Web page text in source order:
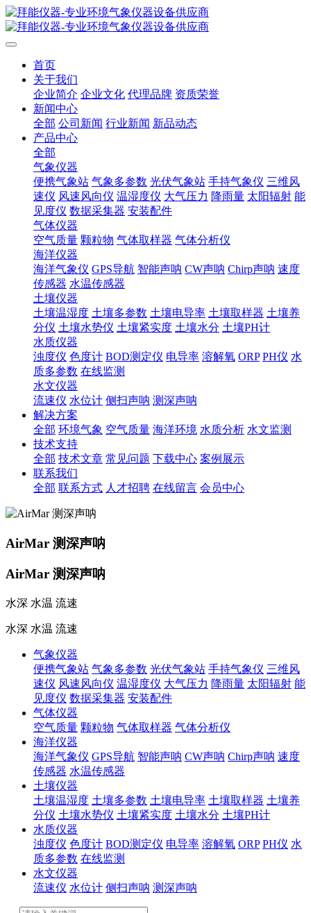
首页
关于我们
企业简介 企业文化 代理品牌 资质荣誉
新闻中心
全部 公司新闻 行业新闻 新品动态
产品中心
全部
气象仪器
便携气象站 气象多参数 光伏气象站 手持气象仪 三维风
速仪 风速风向仪 温湿度仪 大气压力 降雨量 太阳辐射 能
见度仪 数据采集器 安装配件
气体仪器
空气质量 颗粒物 气体取样器 气体分析仪
海洋仪器
海洋气象仪 GPS导航 智能声呐 CW声呐 Chirp声呐 速度
传感器 水温传感器
土壤仪器
土壤温湿度 土壤多参数 土壤电导率 土壤取样器 土壤养
分仪 土壤水势仪 土壤紧实度 土壤水分 土壤PH计
水质仪器
浊度仪 色度计 BOD测定仪 电导率 溶解氧 ORP PH仪 水
质多参数 在线监测
水文仪器
流速仪 水位计 侧扫声呐 测深声呐
解决方案
全部 环境气象 空气质量 海洋环境 水质分析 水文监测
技术支持
全部 技术文章 常见问题 下载中心 案例展示
联系我们
全部 联系方式 人才招聘 在线留言 会员中心
AirMar 测深声呐
AirMar 测深声呐
水深 水温 流速
水深 水温 流速
气象仪器
便携气象站 气象多参数 光伏气象站 手持气象仪 三维风
速仪 风速风向仪 温湿度仪 大气压力 降雨量 太阳辐射 能
见度仪 数据采集器 安装配件
气体仪器
空气质量 颗粒物 气体取样器 气体分析仪
海洋仪器
海洋气象仪 GPS导航 智能声呐 CW声呐 Chirp声呐 速度
传感器 水温传感器
土壤仪器
土壤温湿度 土壤多参数 土壤电导率 土壤取样器 土壤养
分仪 土壤水势仪 土壤紧实度 土壤水分 土壤PH计
水质仪器
浊度仪 色度计 BOD测定仪 电导率 溶解氧 ORP PH仪 水
质多参数 在线监测
水文仪器
流速仪 水位计 侧扫声呐 测深声呐